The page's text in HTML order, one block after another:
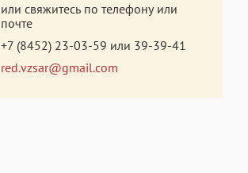
или свяжитесь по телефону или
почте
+7 (8452) 23-03-59 или 39-39-41
red.vzsar@gmail.com